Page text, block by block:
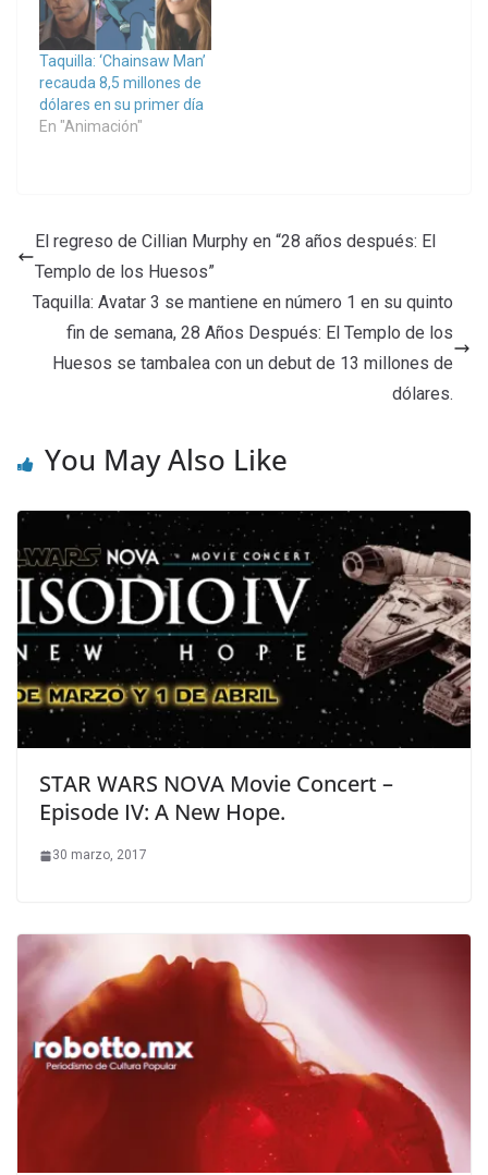
Taquilla: ‘Chainsaw Man’
recauda 8,5 millones de
dólares en su primer día
En "Animación"
El regreso de Cillian Murphy en “28 años después: El
Templo de los Huesos”
Taquilla: Avatar 3 se mantiene en número 1 en su quinto
fin de semana, 28 Años Después: El Templo de los
Huesos se tambalea con un debut de 13 millones de
dólares.
You May Also Like
STAR WARS NOVA Movie Concert –
Episode IV: A New Hope.
30 marzo, 2017